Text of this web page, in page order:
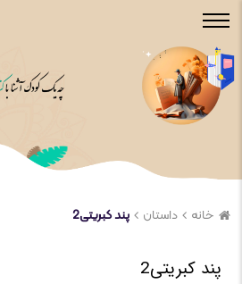
خانه داستان پند کبریتی2
پند کبریتی2